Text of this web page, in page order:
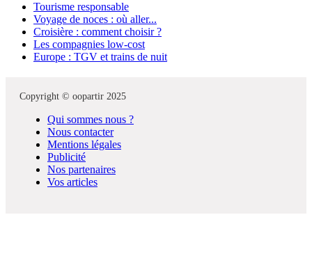
Tourisme responsable
Voyage de noces : où aller...
Croisière : comment choisir ?
Les compagnies low-cost
Europe : TGV et trains de nuit
Copyright © oopartir 2025
Qui sommes nous ?
Nous contacter
Mentions légales
Publicité
Nos partenaires
Vos articles